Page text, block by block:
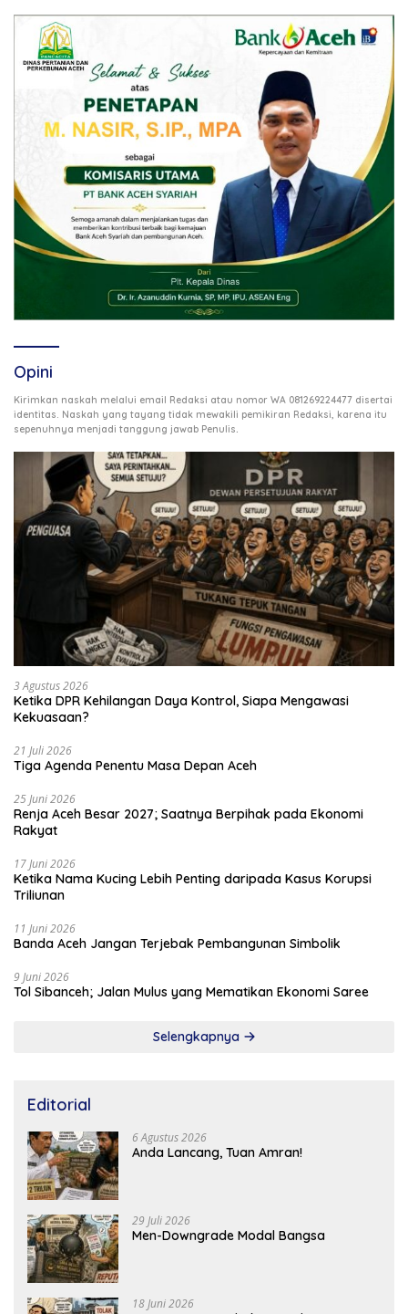
Opini
Kirimkan naskah melalui email Redaksi atau nomor WA 081269224477 disertai
identitas. Naskah yang tayang tidak mewakili pemikiran Redaksi, karena itu
sepenuhnya menjadi tanggung jawab Penulis
3 Agustus 2026
Ketika DPR Kehilangan Daya Kontrol, Siapa Mengawasi
Kekuasaan?
21 Juli 2026
Tiga Agenda Penentu Masa Depan Aceh
25 Juni 2026
Renja Aceh Besar 2027; Saatnya Berpihak pada Ekonomi
Rakyat
17 Juni 2026
Ketika Nama Kucing Lebih Penting daripada Kasus Korupsi
Triliunan
11 Juni 2026
Banda Aceh Jangan Terjebak Pembangunan Simbolik
9 Juni 2026
Tol Sibanceh; Jalan Mulus yang Mematikan Ekonomi Saree
Selengkapnya
Editorial
6 Agustus 2026
Anda Lancang, Tuan Amran!
29 Juli 2026
Men-Downgrade Modal Bangsa
18 Juni 2026